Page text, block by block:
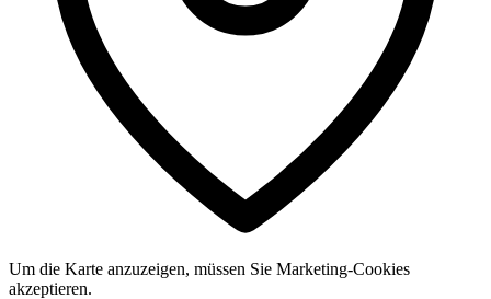
Um die Karte anzuzeigen, müssen Sie Marketing-Cookies
akzeptieren.